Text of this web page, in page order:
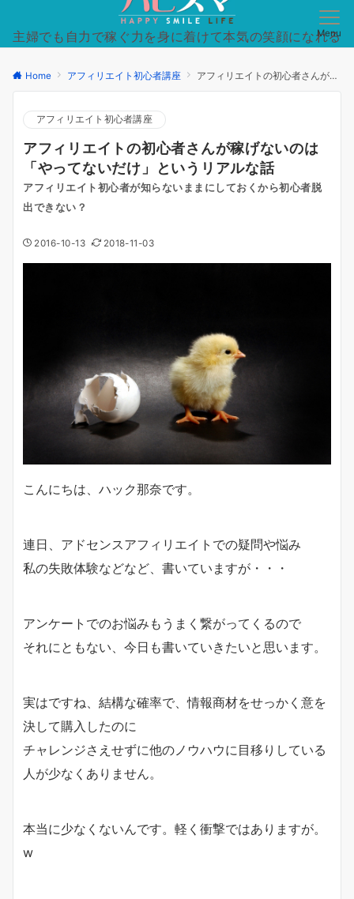
主婦でも自力で稼ぐ力を身に着けて本気の笑顔になれる
Menu
Home アフィリエイト初心者講座 アフィリエイトの初心者さんが稼げないのは「やってないだけ」というリアルな話
アフィリエイト初心者講座
アフィリエイトの初心者さんが稼げないのは
「やってないだけ」というリアルな話
アフィリエイト初心者が知らないままにしておくから初心者脱
出できない？
2016-10-13 2018-11-03
こんにちは、ハック那奈です。
連日、アドセンスアフィリエイトでの疑問や悩み
私の失敗体験などなど、書いていますが・・・
アンケートでのお悩みもうまく繋がってくるので
それにともない、今日も書いていきたいと思います。
実はですね、結構な確率で、情報商材をせっかく意を
決して購入したのに
チャレンジさえせずに他のノウハウに目移りしている
人が少なくありません。
本当に少なくないんです。軽く衝撃ではありますが。
w